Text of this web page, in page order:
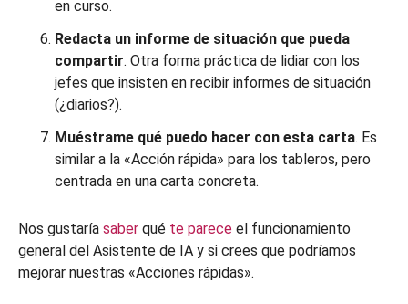
en curso.
Redacta un informe de situación que pueda
compartir. Otra forma práctica de lidiar con los
jefes que insisten en recibir informes de situación
(¿diarios?).
Muéstrame qué puedo hacer con esta carta. Es
similar a la «Acción rápida» para los tableros, pero
centrada en una carta concreta.
Nos gustaría saber qué te parece el funcionamiento
general del Asistente de IA y si crees que podríamos
mejorar nuestras «Acciones rápidas».